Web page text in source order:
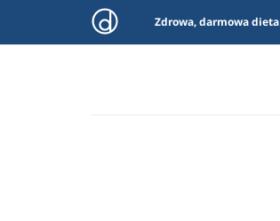
Zdrowa, darmowa dieta